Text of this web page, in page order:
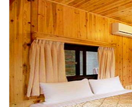
房
請
款
收
據